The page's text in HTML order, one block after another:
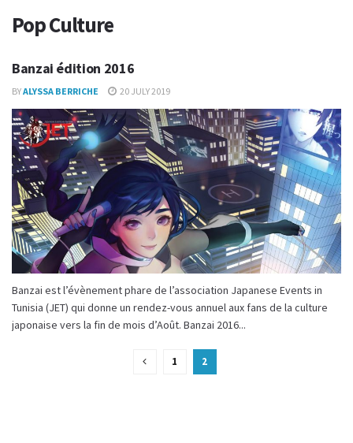
Pop Culture
Banzai édition 2016
BYALYSSA BERRICHE 20 JULY 2019
Banzai est l’évènement phare de l’association Japanese Events in
Tunisia (JET) qui donne un rendez-vous annuel aux fans de la culture
japonaise vers la fin de mois d’Août. Banzai 2016...
1 2